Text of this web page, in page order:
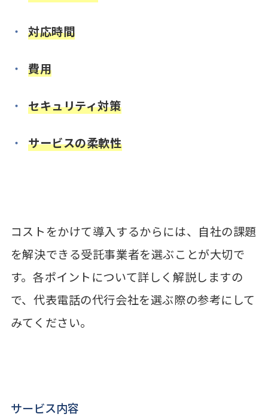
対応時間
費用
セキュリティ対策
サービスの柔軟性
コストをかけて導入するからには、自社の課題
を解決できる受託事業者を選ぶことが大切で
す。各ポイントについて詳しく解説しますの
で、代表電話の代行会社を選ぶ際の参考にして
みてください。
サービス内容